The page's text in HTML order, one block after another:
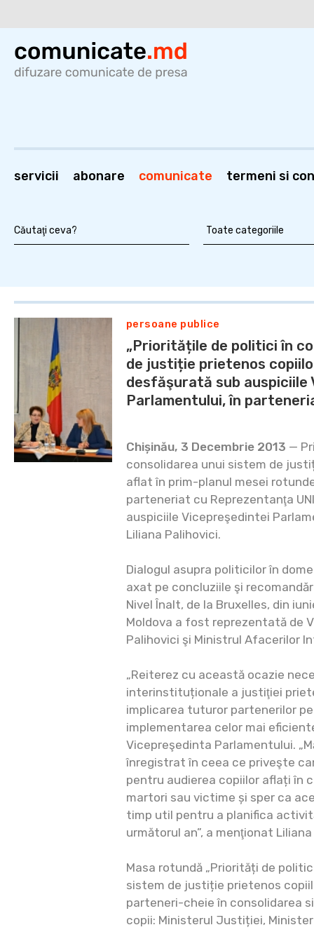
servicii abonare comunicate termeni si
persoane publice
„Prioritățile de politici în
de justiție prietenos
desfăşurată sub auspiciile
Parlamentului, în
Chișinău, 3 Decembrie 2013 —
consolidarea unui sistem de
aflat în prim-planul mesei
parteneriat cu Reprezentanţa
auspiciile Vicepreşedintei
Liliana Palihovici.
Dialogul asupra politicilor în
axat pe concluziile şi
Nivel Înalt, de la Bruxelles, din
Moldova a fost reprezentată de
Palihovici şi Ministrul Afacerilor
„Reiterez cu această ocazie
interinstituționale a justiţiei
implicarea tuturor partenerilor
implementarea celor mai
Vicepreşedinta Parlamentului.
înregistrat în ceea ce priveşte
pentru audierea copiilor aflați în
martori sau victime și sper ca
timp util pentru a planifica
următorul an”, a menţionat
Masa rotundă „Priorități de
sistem de justiție prietenos
parteneri-cheie în consolidarea
copii: Ministerul Justiției,